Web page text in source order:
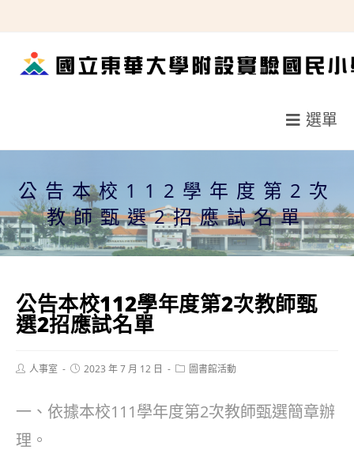
轉
選單
公告本校112學年度第2次
教師甄選2招應試名單
公告本校112學年度第2次教師甄
選2招應試名單
Post人事室
Post2023 年 7 月 12 日
Post圖書館活動
一、依據本校111學年度第2次教師甄選簡章辦
理。